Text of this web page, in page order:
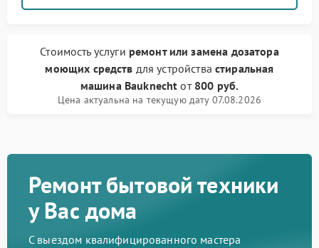
Стоимость услуги ремонт или замена дозатора
моющих средств для устройства стиральная
машина Bauknecht от 800 руб.
Цена актуальна на текущую дату 07.08.2026
Ремонт бытовой техники
у Вас дома
С выездом квалифицированного мастера